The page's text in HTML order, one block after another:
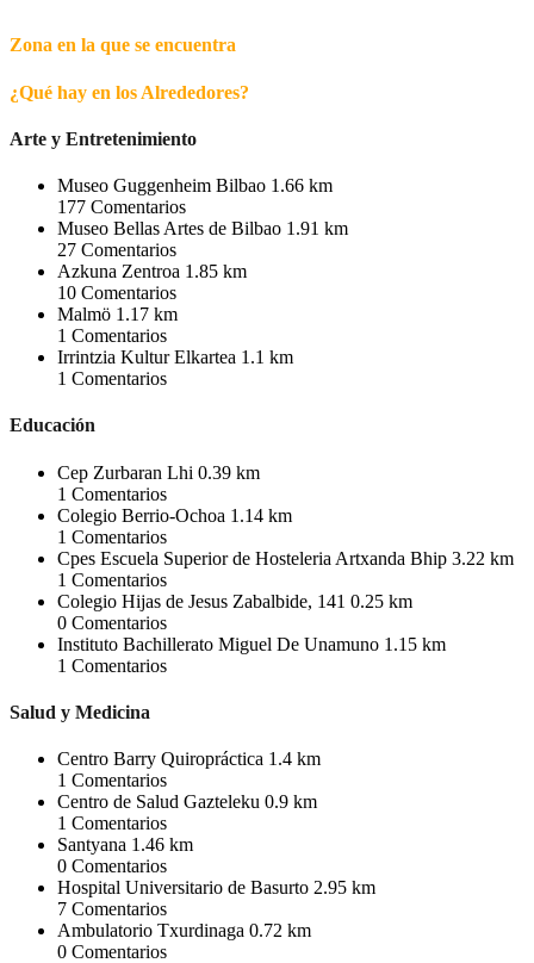
Zona en la que se encuentra
¿Qué hay en los Alrededores?
Arte y Entretenimiento
Museo Guggenheim Bilbao 1.66 km
177 Comentarios
Museo Bellas Artes de Bilbao 1.91 km
27 Comentarios
Azkuna Zentroa 1.85 km
10 Comentarios
Malmö 1.17 km
1 Comentarios
Irrintzia Kultur Elkartea 1.1 km
1 Comentarios
Educación
Cep Zurbaran Lhi 0.39 km
1 Comentarios
Colegio Berrio-Ochoa 1.14 km
1 Comentarios
Cpes Escuela Superior de Hosteleria Artxanda Bhip 3.22 km
1 Comentarios
Colegio Hijas de Jesus Zabalbide, 141 0.25 km
0 Comentarios
Instituto Bachillerato Miguel De Unamuno 1.15 km
1 Comentarios
Salud y Medicina
Centro Barry Quiropráctica 1.4 km
1 Comentarios
Centro de Salud Gazteleku 0.9 km
1 Comentarios
Santyana 1.46 km
0 Comentarios
Hospital Universitario de Basurto 2.95 km
7 Comentarios
Ambulatorio Txurdinaga 0.72 km
0 Comentarios